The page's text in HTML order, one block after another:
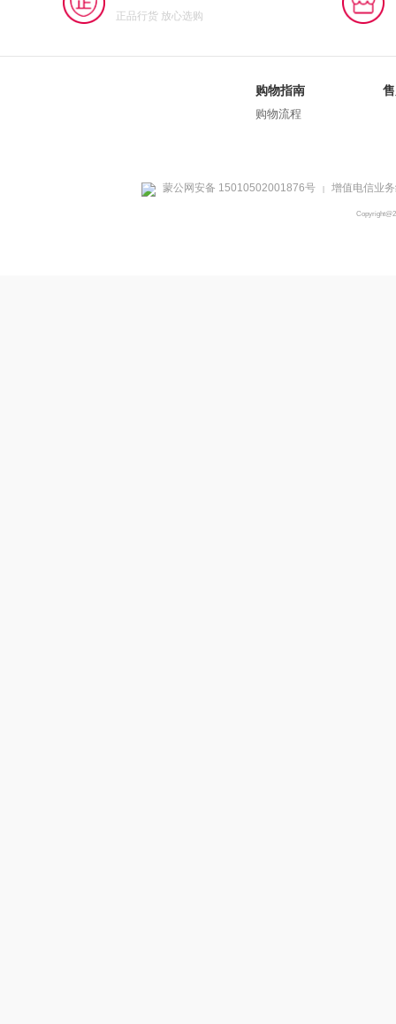
正品行货 放心选购
购物指南
购物流程
蒙公网安备 15010502001876号 | 增值电信业